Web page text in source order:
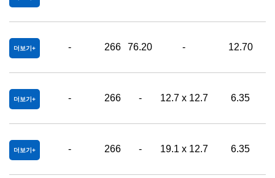
더보기 - 266 76.20 - 12.70
더보기 - 266 - 12.7 x 12.7 6.35
더보기 - 266 - 19.1 x 12.7 6.35